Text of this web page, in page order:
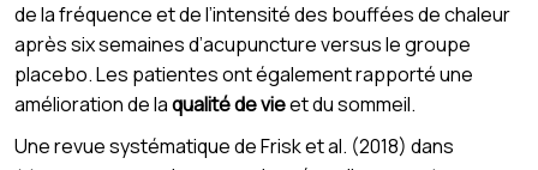
de la fréquence et de l’intensité des bouffées de chaleur
après six semaines d’acupuncture versus le groupe
placebo. Les patientes ont également rapporté une
amélioration de laqualité de vieet du sommeil.
Une revue systématique de Frisk et al. (2018) dans